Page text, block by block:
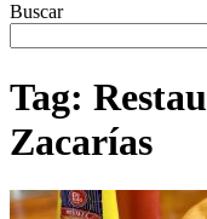
Buscar
Tag:
Zacarías